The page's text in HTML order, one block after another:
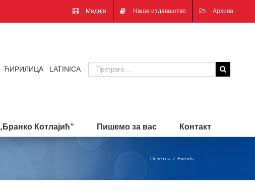
Медији Наше издаваштво Архива
ЋИРИЛИЦА LATINICA
Котлајић“ Пишемо за вас Контакт
Почетна / Events